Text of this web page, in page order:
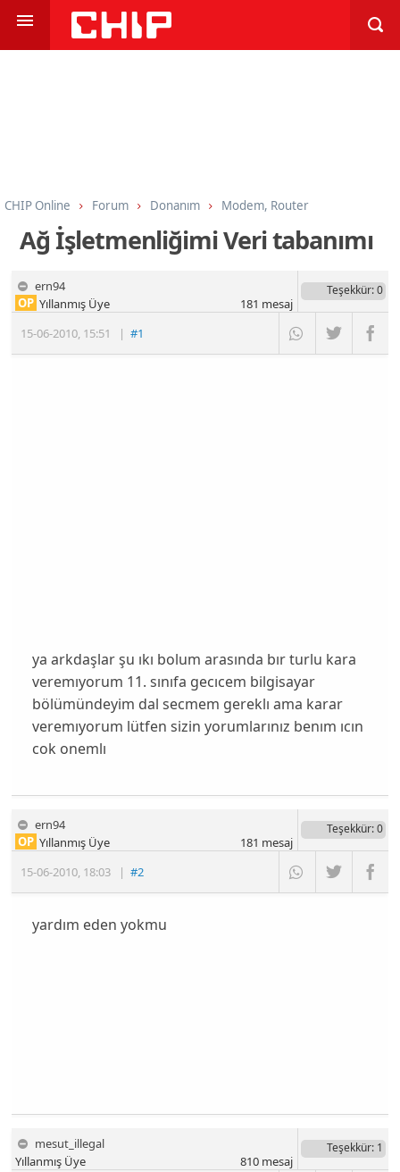
CHIP Online Forum Donanım Modem, Router
Ağ İşletmenliğimi Veri tabanımı
ern94
15-06-2010, 15:51 |#1
OP Yıllanmış Üye
Teşekkür: 0
181 mesaj
ya arkdaşlar şu ıkı bolum arasında bır turlu kara
veremıyorum 11. sınıfa gecıcem bilgisayar
bölümündeyim dal secmem gereklı ama karar
veremıyorum lütfen sizin yorumlarınız benım ıcın
cok onemlı
ern94
15-06-2010, 18:03 |#2
OP Yıllanmış Üye
Teşekkür: 0
181 mesaj
yardım eden yokmu
mesut_illegal
Yıllanmış Üye
Teşekkür: 1
810mesaj